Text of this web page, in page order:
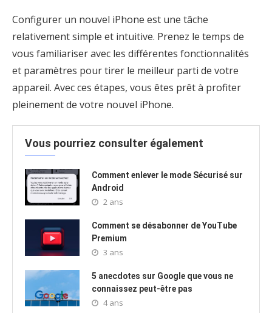
Configurer un nouvel iPhone est une tâche
relativement simple et intuitive. Prenez le temps de
vous familiariser avec les différentes fonctionnalités
et paramètres pour tirer le meilleur parti de votre
appareil. Avec ces étapes, vous êtes prêt à profiter
pleinement de votre nouvel iPhone.
Vous pourriez consulter également
Comment enlever le mode Sécurisé sur
Android
2 ans
Comment se désabonner de YouTube
Premium
3 ans
5 anecdotes sur Google que vous ne
connaissez peut-être pas
4 ans